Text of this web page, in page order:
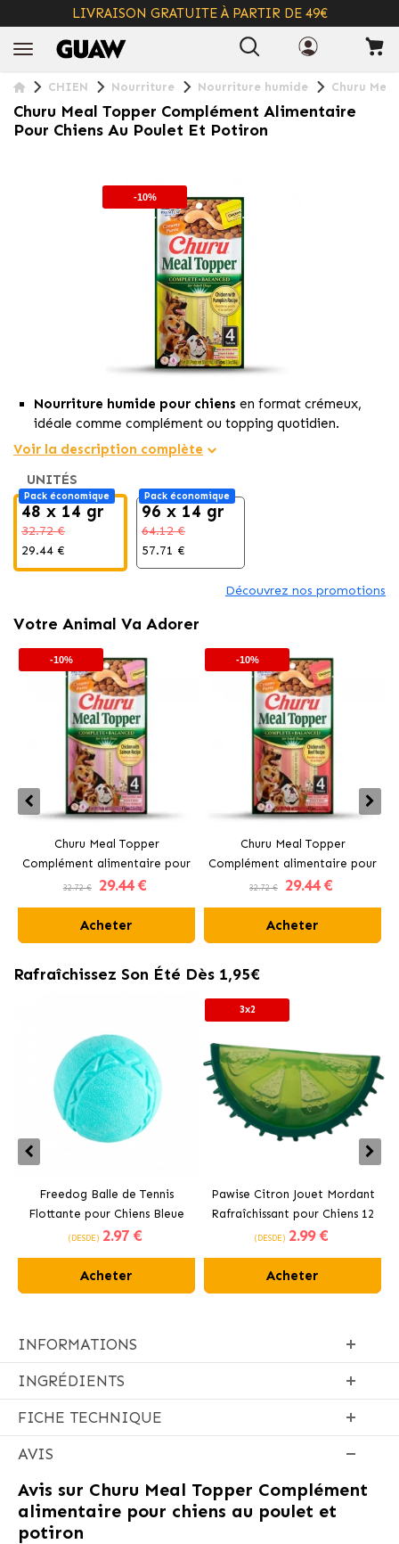
LIVRAISON GRATUITE À PARTIR DE 49€
CHIEN Nourriture Nourriture humide Churu
Churu Meal Topper Complément Alimentaire
Pour Chiens Au Poulet Et Potiron
-10%
Nourriture humide pour chiens en format crémeux,
idéale comme complément ou topping quotidien.
Élaborée avec dupoulet naturel et de la courge
céréales ni conservateurs artificiels.
Texture douce et savoureuse qui rehausse la saveur des
croquettes sèches et stimule l'appétit.
Voir la description complète
UNITÉS
Pack économique
48 x 14 gr
32.72 €
29.44 €
Pack économique
96 x 14 gr
64.12 €
57.71 €
Découvrez nos promotions
Votre Animal Va Adorer
-10%
Churu Meal Topper
Complément alimentaire pour
chiens au poulet et saumon
32.72 € 29.44 €
Acheter
-10%
Churu Meal Topper
Complément alimentaire pour
chiens au bœuf
32.72 € 29.44 €
Acheter
Rafraîchissez Son Été Dès 1,95€
Freedog Balle de Tennis
Flottante pour Chiens Bleue
(DESDE) 2.97 €
Acheter
3x2
Pawise Citron Jouet Mordant
Rafraîchissant pour Chiens 12
cm
(DESDE) 2.99 €
Acheter
INFORMATIONS
INGRÉDIENTS
FICHE TECHNIQUE
AVIS
Avis sur Churu Meal Topper Complément
alimentaire pour chiens au poulet et
potiron